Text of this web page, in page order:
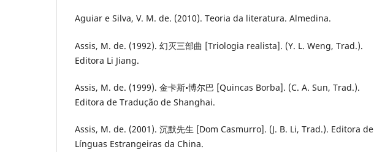
Aguiar e Silva, V. M. de. (2010). Teoria da literatura. Almedina.
Assis, M. de. (1992). 幻灭三部曲 [Triologia realista]. (Y. L. Weng, Trad.).
Editora Li Jiang.
Assis, M. de. (1999). 金卡斯•博尔巴 [Quincas Borba]. (C. A. Sun, Trad.).
Editora de Tradução de Shanghai.
Assis, M. de. (2001). 沉默先生 [Dom Casmurro]. (J. B. Li, Trad.). Editora de
Línguas Estrangeiras da China.